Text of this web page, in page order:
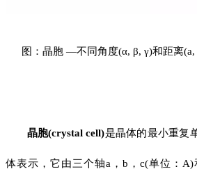
图：晶胞 —不同角度(α, β, γ)和距离
晶胞(crystal cell)是晶体的最小重复
体表示，它由三个轴a，b，c(单位：